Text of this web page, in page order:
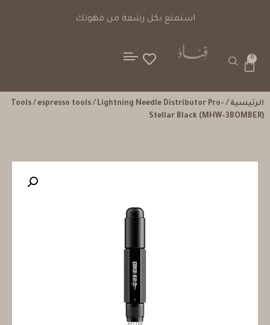
استمتع بكل رشفة من قهوتك
0
الرئيسية /
Tools/ espresso tools/ Lightning Needle Distributor Pro-
Stellar Black (MHW-3BOMBER)